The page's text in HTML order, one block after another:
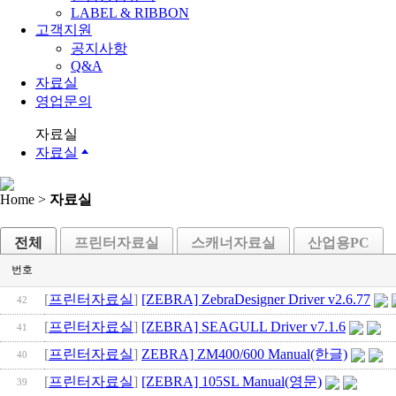
LABEL & RIBBON
고객지원
공지사항
Q&A
자료실
영업문의
자료실
자료실
Home > 자료실
전체 프린터자료실 스캐너자료실 산업용PC
번호
42 [프린터자료실] [ZEBRA] ZebraDesigner Driver v2.6.77
41 [프린터자료실] [ZEBRA] SEAGULL Driver v7.1.6
40 [프린터자료실] ZEBRA] ZM400/600 Manual(한글)
39 [프린터자료실] [ZEBRA] 105SL Manual(영문)